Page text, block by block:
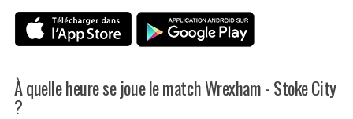
À quelle heure se joue le match Wrexham - Stoke City
?